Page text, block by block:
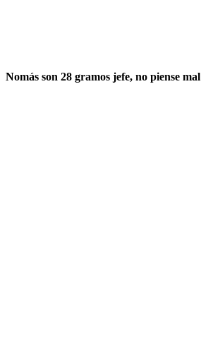
Nomás son 28 gramos jefe, no piense mal